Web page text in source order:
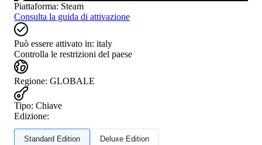
Piattaforma: Steam
Consulta la guida di attivazione
Può essere attivato in: italy
Controlla le restrizioni del paese
Regione: GLOBALE
Tipo: Chiave
Edizione:
Standard Edition Deluxe Edition